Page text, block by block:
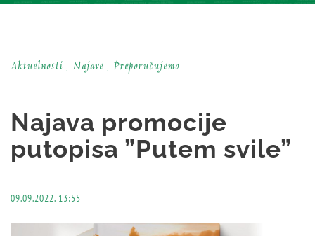
Aktuelnosti , Najave , Preporučujemo
Najava promocije
putopisa ”Putem svile”
09.09.2022. 13:55